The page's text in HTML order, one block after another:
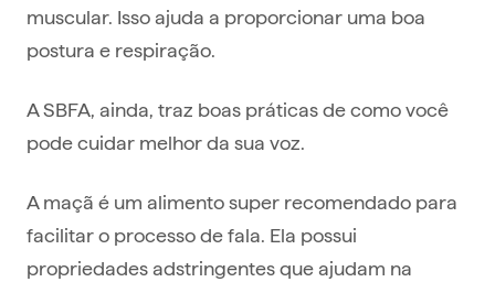
muscular. Isso ajuda a proporcionar uma boa
postura e respiração.
A SBFA, ainda, traz boas práticas de como você
pode cuidar melhor da sua voz.
A maçã é um alimento super recomendado para
facilitar o processo de fala. Ela possui
propriedades adstringentes que ajudam na